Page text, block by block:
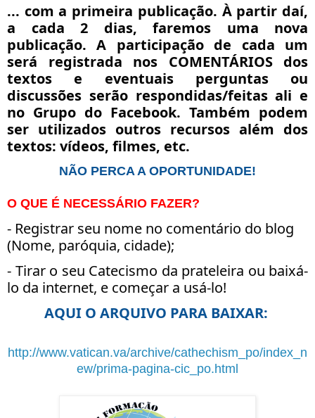
... com a primeira publicação. À partir daí,
a cada 2 dias, faremos uma nova
publicação. A participação de cada um
será registrada nos COMENTÁRIOS dos
textos e eventuais perguntas ou
discussões serão respondidas/feitas ali e
no Grupo do Facebook. Também podem
ser utilizados outros recursos além dos
textos: vídeos, filmes, etc.
NÃO PERCA A OPORTUNIDADE!
O QUE É NECESSÁRIO FAZER?
- Registrar seu nome no comentário do blog
(Nome, paróquia, cidade);
- Tirar o seu Catecismo da prateleira ou baixá-
lo da internet, e começar a usá-lo!
AQUI O ARQUIVO PARA BAIXAR:
http://www.vatican.va/archive/cathechism_po/index_n
ew/prima-pagina-cic_po.html